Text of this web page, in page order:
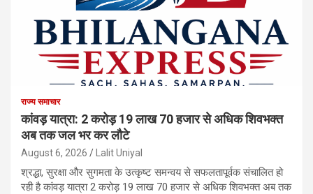
राज्य समाचार
कांवड़ यात्रा: 2 करोड़ 19 लाख 70 हजार से अधिक शिवभक्त
अब तक जल भर कर लौटे
August 6, 2026 Lalit Uniyal
श्रद्धा, सुरक्षा और सुगमता के उत्कृष्ट समन्वय से सफलतापूर्वक संचालित हो
रही है कांवड़ यात्रा 2 करोड़ 19 लाख 70 हजार से अधिक शिवभक्त अब तक